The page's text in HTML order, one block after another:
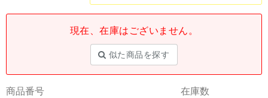
現在、在庫はございません。
似た商品を探す
商品番号 在庫数
「スマートフォン」「タブレット」など
「Apple」「SONY」「SHARP」など